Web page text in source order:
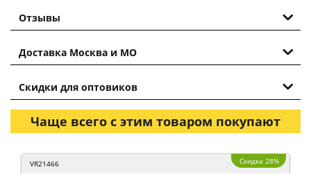
Отзывы
Доставка Москва и МО
Скидки для оптовиков
Чаще всего с этим товаром покупают
VR21466 Скидка 28%